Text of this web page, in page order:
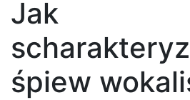
Jak
śpiew